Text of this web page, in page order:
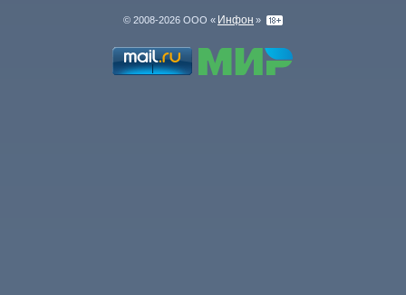
© 2008-2026 ООО « Инфон »